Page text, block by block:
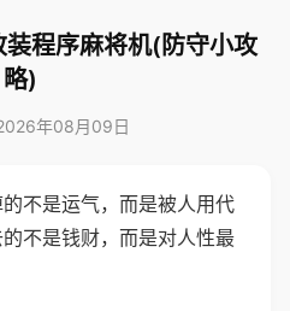
程序麻将机(防守小攻
略)
年08月09日
不是运气，而是被人用代
不是钱财，而是对人性最